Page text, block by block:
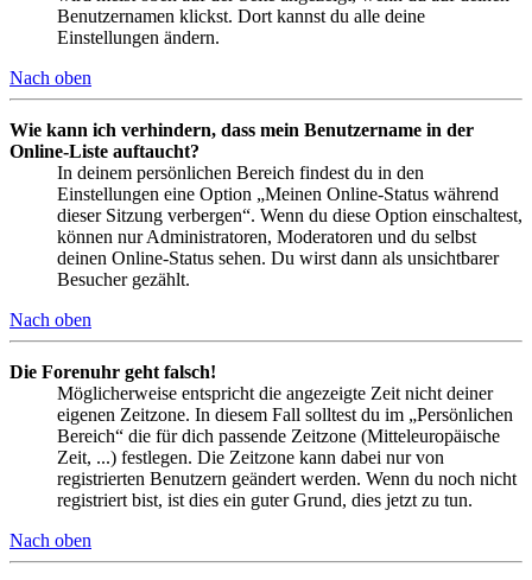
Benutzernamen klickst. Dort kannst du alle deine
Einstellungen ändern.
Nach oben
Wie kann ich verhindern, dass mein Benutzername in der
Online-Liste auftaucht?
In deinem persönlichen Bereich findest du in den
Einstellungen eine Option „Meinen Online-Status während
dieser Sitzung verbergen“. Wenn du diese Option einschaltest,
können nur Administratoren, Moderatoren und du selbst
deinen Online-Status sehen. Du wirst dann als unsichtbarer
Besucher gezählt.
Nach oben
Die Forenuhr geht falsch!
Möglicherweise entspricht die angezeigte Zeit nicht deiner
eigenen Zeitzone. In diesem Fall solltest du im „Persönlichen
Bereich“ die für dich passende Zeitzone (Mitteleuropäische
Zeit, ...) festlegen. Die Zeitzone kann dabei nur von
registrierten Benutzern geändert werden. Wenn du noch nicht
registriert bist, ist dies ein guter Grund, dies jetzt zu tun.
Nach oben